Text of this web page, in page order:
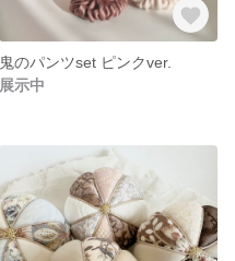
鬼のパンツset ピンクver.
展示中